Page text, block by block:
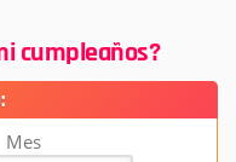
cumpleaños?
Mes